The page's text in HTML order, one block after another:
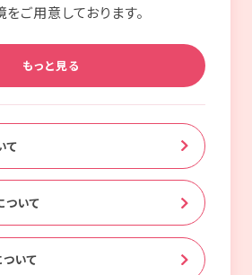
ご用意しております。
もっと見る
て
ついて
ついて